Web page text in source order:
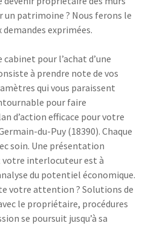
un patrimoine ? Nous ferons le
exprimées.
pour l’achat d’une
à prendre note de vos
qui vous paraissent
pour faire
d’action efficace pour votre
du-Puy (18390). Chaque
soin. Une présentation
interlocuteur est à
du potentiel économique.
votre attention ? Solutions de
le propriétaire, procédures
se poursuit jusqu’à sa